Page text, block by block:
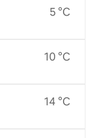
5 °C
10 °C
14 °C